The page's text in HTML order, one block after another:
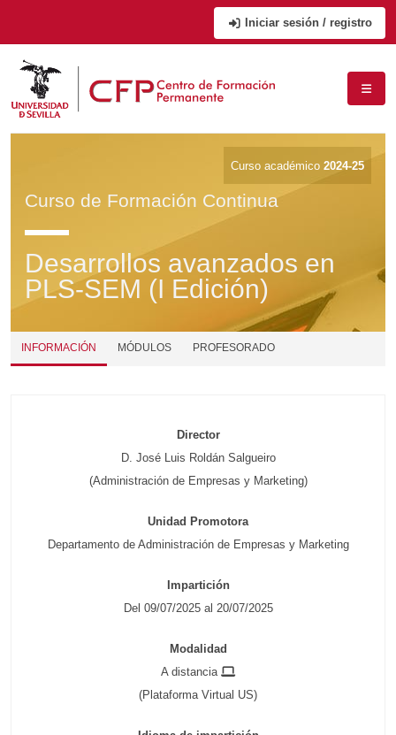
Iniciar sesión / registro
Curso académico 2024-25
Curso de Formación Continua
Desarrollos avanzados en
PLS-SEM (I Edición)
INFORMACIÓN MÓDULOS PROFESORADO
Director
D. José Luis Roldán Salgueiro
(Administración de Empresas y Marketing)
Unidad Promotora
Departamento de Administración de Empresas y Marketing
Impartición
Del 09/07/2025 al 20/07/2025
Modalidad
A distancia
(Plataforma Virtual US)